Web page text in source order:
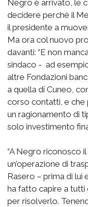
Negro è arrivato, le
decidere perché il
il presidente a
Ma ora col nuovo
davanti: “E non
sindaco - ad
altre Fondazioni
a quella di Cuneo,
corso contatti, e che
un ragionamento di
solo investimento
“A Negro riconosco
un’operazione di
Rasero – prima di lui
ha fatto capire a tutti
per risolverlo.